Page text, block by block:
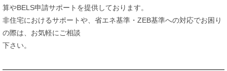
算やBELS申請サポートを提供しております。
非住宅におけるサポートや、省エネ基準・ZEB基準への対応でお困り
の際は、お気軽にご相談
下さい。